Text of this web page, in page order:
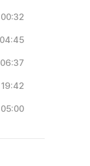
00:32
04:45
06:37
19:42
05:00